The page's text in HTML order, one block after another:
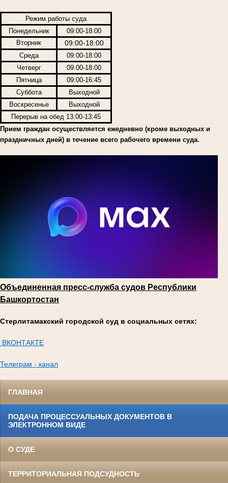
Режим работы суда
Понедельник
09:00-18:00
Вторник
09:00-18:00
Среда
09:00-18:00
Четверг
09:00-18:00
Пятница
09:00-16:45
Суббота
Выходной
Воскресенье
Выходной
Перерыв на обед 13:00-13:45
Прием граждан осуществляется ежедневно (кроме выходных и
праздничных дней) в течение всего рабочего времени суда.
Объединенная пресс-служба судов Республики
Башкортостан
Стерлитамакский городской суд в социальных сетях:
ВКОНТАКТЕ
Телеграм - канал
ГЛАВНАЯ
ПОДАЧА ПРОЦЕССУАЛЬНЫХ ДОКУМЕНТОВ В
ЭЛЕКТРОННОМ ВИДЕ
О СУДЕ
ТЕРРИТОРИАЛЬНАЯ ПОДСУДНОСТЬ